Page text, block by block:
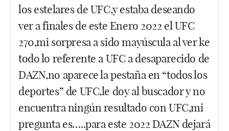
los estelares de UFC,y estaba deseando
ver a finales de este Enero 2022 el UFC
270,mi sorpresa a sido mayúscula al ver ke
todo lo referente a UFC a desaparecido de
DAZN,no aparece la pestaña en “todos los
deportes” de UFC,le doy al buscador y no
encuentra ningún resultado con UFC,mi
pregunta es…..para este 2022 DAZN dejará